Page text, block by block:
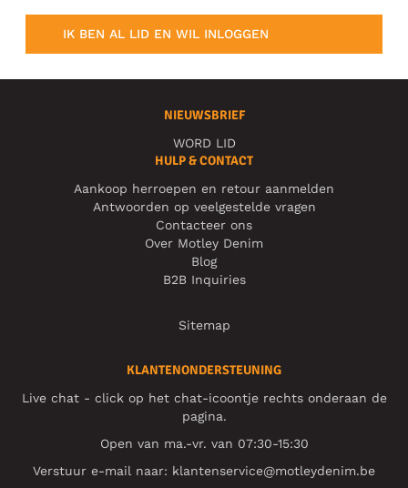
IK BEN AL LID EN WIL INLOGGEN
NIEUWSBRIEF
WORD LID
HULP & CONTACT
Aankoop herroepen en retour aanmelden
Antwoorden op veelgestelde vragen
Contacteer ons
Over Motley Denim
Blog
B2B Inquiries
Sitemap
KLANTENONDERSTEUNING
Live chat - click op het chat-icoontje rechts onderaan de
pagina.
Open van ma.-vr. van 07:30-15:30
Verstuur e-mail naar: klantenservice@motleydenim.be